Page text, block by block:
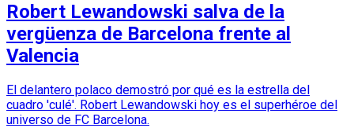
Robert Lewandowski salva de la
vergüenza de Barcelona frente al
Valencia
El delantero polaco demostró por qué es la estrella del
cuadro 'culé'. Robert Lewandowski hoy es el superhéroe del
universo de FC Barcelona.